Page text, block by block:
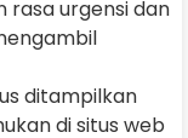
rasa urgensi dan
ditampilkan
di situs web